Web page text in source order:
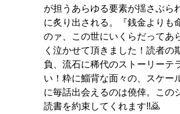
が担うあらゆる要素が揺さぶら
に炙り出される。『銭金よりも
のァ、この世にいくらだってあ
く泣かせて頂きました！読者の
負、流石に稀代のストーリーテ
い！粋に鯔背な面々の、スケー
に毎話出会えるのは僥倖。この
読書を約束してくれます‼️🙇